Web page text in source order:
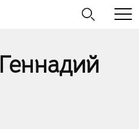
Геннадий